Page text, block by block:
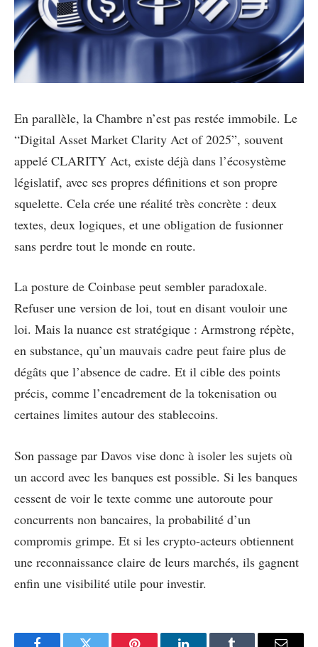
En parallèle, la Chambre n’est pas restée immobile. Le
“Digital Asset Market Clarity Act of 2025”, souvent
appelé CLARITY Act, existe déjà dans l’écosystème
législatif, avec ses propres définitions et son propre
squelette. Cela crée une réalité très concrète : deux
textes, deux logiques, et une obligation de fusionner
sans perdre tout le monde en route.
La posture de Coinbase peut sembler paradoxale.
Refuser une version de loi, tout en disant vouloir une
loi. Mais la nuance est stratégique : Armstrong répète,
en substance, qu’un mauvais cadre peut faire plus de
dégâts que l’absence de cadre. Et il cible des points
précis, comme l’encadrement de la tokenisation ou
certaines limites autour des stablecoins.
Son passage par Davos vise donc à isoler les sujets où
un accord avec les banques est possible. Si les banques
cessent de voir le texte comme une autoroute pour
concurrents non bancaires, la probabilité d’un
compromis grimpe. Et si les crypto-acteurs obtiennent
une reconnaissance claire de leurs marchés, ils gagnent
enfin une visibilité utile pour investir.